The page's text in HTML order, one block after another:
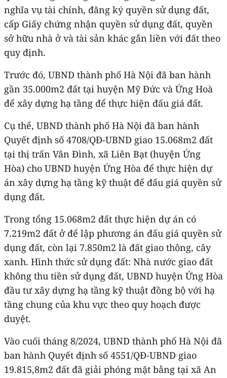
nghĩa vụ tài chính, đăng ký quyền sử dụng đất,
cấp Giấy chứng nhận quyền sử dụng đất, quyền
sở hữu nhà ở và tài sản khác gắn liền với đất theo
quy định.
Trước đó, UBND thành phố Hà Nội đã ban hành
gần 35.000m2 đất tại huyện Mỹ Đức và Ứng Hoà
để xây dựng hạ tầng để thực hiện đấu giá đất.
Cụ thể, UBND thành phố Hà Nội đã ban hành
Quyết định số 4708/QĐ-UBND giao 15.068m2 đất
tại thị trấn Vân Đình, xã Liên Bạt (huyện Ứng
Hòa) cho UBND huyện Ứng Hòa để thực hiện dự
án xây dựng hạ tầng kỹ thuật để đấu giá quyền sử
dụng đất.
Trong tổng 15.068m2 đất thực hiện dự án có
7.219m2 đất ở để lập phương án đấu giá quyền sử
dụng đất, còn lại 7.850m2 là đất giao thông, cây
xanh. Hình thức sử dụng đất: Nhà nước giao đất
không thu tiền sử dụng đất, UBND huyện Ứng Hòa
đầu tư xây dựng hạ tầng kỹ thuật đồng bộ với hạ
tầng chung của khu vực theo quy hoạch được
duyệt.
Vào cuối tháng 8/2024, UBND thành phố Hà Nội đã
ban hành Quyết định số 4551/QĐ-UBND giao
19.815,8m2 đất đã giải phóng mặt bằng tại xã An